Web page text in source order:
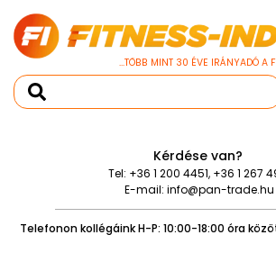
...TÖBB MINT 30 ÉVE IRÁNYADÓ A
Kérdése van?
Tel: +36 1 200 4451, +36 1 267
E-mail: info@pan-trade.hu
Telefonon kollégáink H-P: 10:00-18:00 óra